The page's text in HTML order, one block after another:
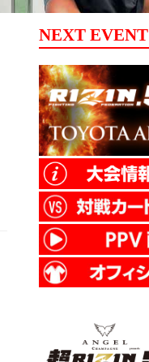
NEXT EVENT